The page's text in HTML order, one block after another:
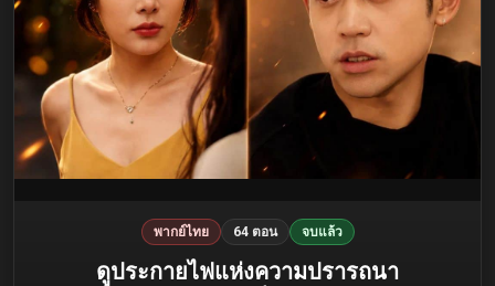
พากย์ไทย 64 ตอน จบแล้ว
ดูประกายไฟแห่งความปรารถนา